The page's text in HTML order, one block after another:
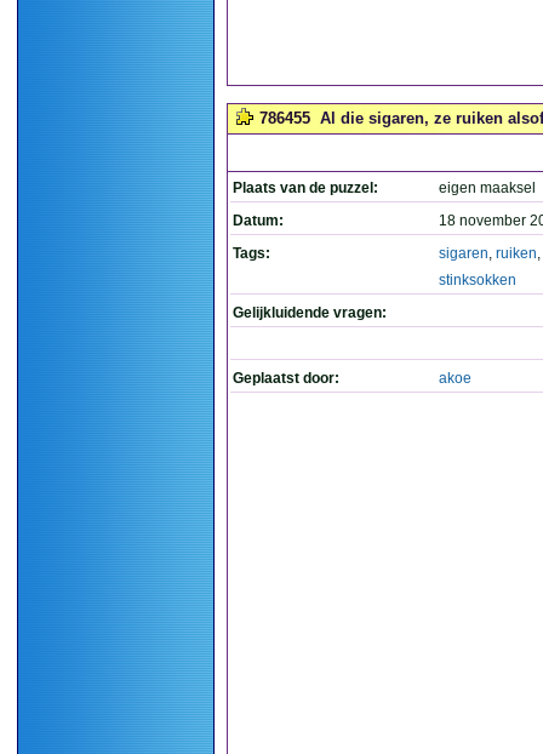
786455 Al die sigaren, ze ruiken
Plaats van de puzzel:
eigen maaksel
Datum:
18 november
Tags:
sigaren, ruiken,
stinksokken
Gelijkluidende vragen:
Geplaatst door: akoe